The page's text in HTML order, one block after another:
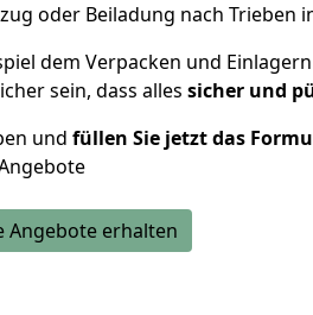
oder Beiladung nach Trieben
dem Verpacken und
sein, dass alles sicher und
und füllen Sie jetzt das
Angebote erhalten